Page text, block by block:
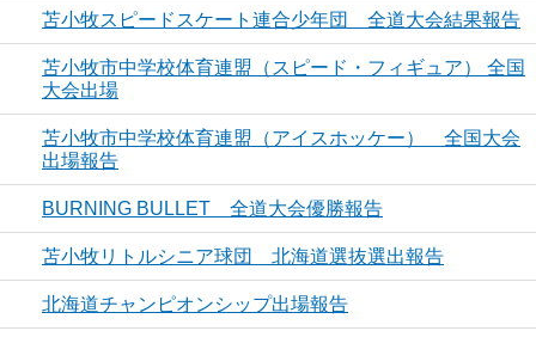
苫小牧スピードスケート連合少年団 全道大会結果報告
苫小牧市中学校体育連盟（スピード・フィギュア） 全国
大会出場
苫小牧市中学校体育連盟（アイスホッケー） 全国大会
出場報告
BURNING BULLET 全道大会優勝報告
苫小牧リトルシニア球団 北海道選抜選出報告
北海道チャンピオンシップ出場報告